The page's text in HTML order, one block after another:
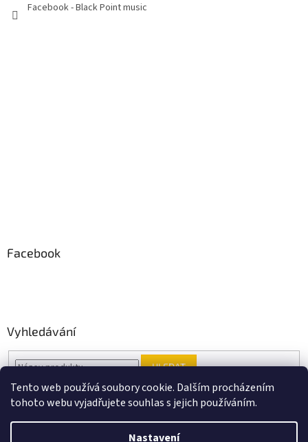
Tento web používá soubory cookie. Dalším procházením
tohoto webu vyjadřujete souhlas s jejich používáním.
Nastavení
Facebook - Black Point music
Facebook
Vyhledávání
HLEDAT